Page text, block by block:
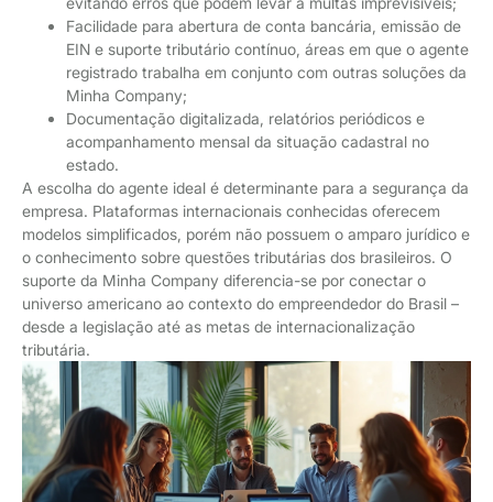
Facilidade para abertura de conta bancária, emissão de
EIN e suporte tributário contínuo, áreas em que o agente
registrado trabalha em conjunto com outras soluções da
Minha Company;
Documentação digitalizada, relatórios periódicos e
acompanhamento mensal da situação cadastral no
estado.
A escolha do agente ideal é determinante para a segurança da
empresa. Plataformas internacionais conhecidas oferecem
modelos simplificados, porém não possuem o amparo jurídico e
o conhecimento sobre questões tributárias dos brasileiros. O
suporte da Minha Company diferencia-se por conectar o
universo americano ao contexto do empreendedor do Brasil –
desde a legislação até as metas de internacionalização
tributária.